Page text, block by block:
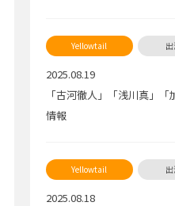
2025.08.19
「古河徹人」「浅川真」
情報
2025.08.18